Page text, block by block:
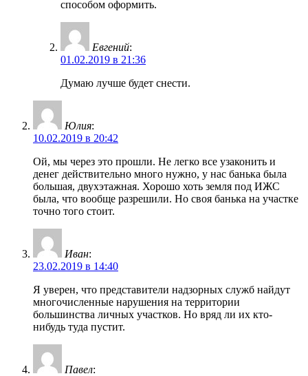
способом оформить.
Евгений:
01.02.2019 в 21:36
Думаю лучше будет снести.
Юлия:
10.02.2019 в 20:42
Ой, мы через это прошли. Не легко все узаконить и
денег действительно много нужно, у нас банька была
большая, двухэтажная. Хорошо хоть земля под ИЖС
была, что вообще разрешили. Но своя банька на участке
точно того стоит.
Иван:
23.02.2019 в 14:40
Я уверен, что представители надзорных служб найдут
многочисленные нарушения на территории
большинства личных участков. Но вряд ли их кто-
нибудь туда пустит.
Павел: